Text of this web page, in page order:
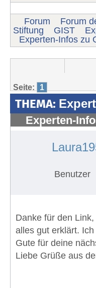
Forum
Forum
Stiftung
GIST
Experten-Infos zu
Seite: 1
THEMA:
Experten-
Benutzer
Danke für den
alles gut erklärt.
Gute für deine
Liebe Grüße aus